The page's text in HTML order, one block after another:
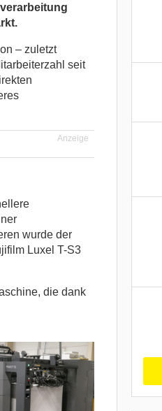
– zuletzt
seit
Anzeige
wurde der
Luxel T-S3
die dank